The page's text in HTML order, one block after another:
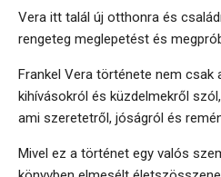
Vera itt talál új otthonra és
rengeteg meglepetést és
Frankel Vera története nem csak
kihívásokról és küzdelmekről
ami szeretetről, jóságról és
Mivel ez a történet egy valós